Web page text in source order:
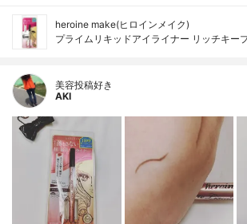
heroine make(ヒロインメイク)
プライムリキッドアイライナー リッチキー
美容投稿好き
AKI